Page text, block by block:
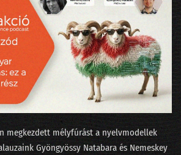
elhagy mindent
234 - Nyulak leszünk vagy macskák munka nélkül?
233 - State of AI 2025 / 2 - Valami megmozdult a pénztárcákban
of AI 2025, avagy az érvelés a sláger
üvölteni tudnál az AI miatt
230 - Elhozza-e a Zero Click korát a lakossági AI?
megkezdett mélyfúrást a nyelvmodellek
⁠Gyöngyössy Natabara⁠⁠ és ⁠⁠Nemeskey